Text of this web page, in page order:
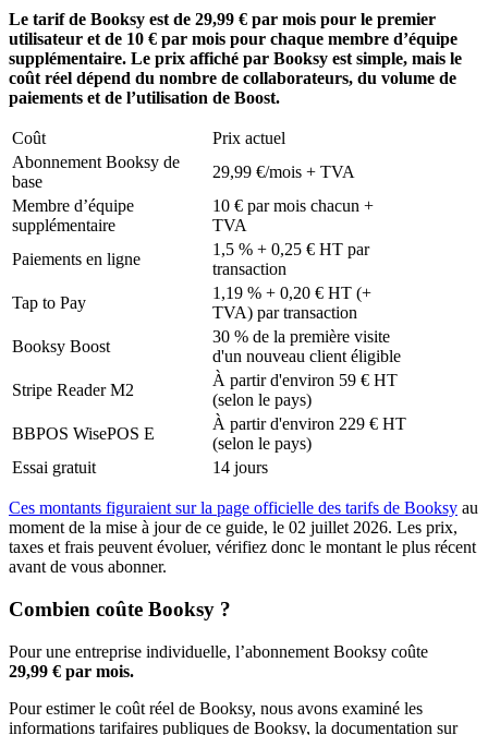
Le tarif de Booksy est de 29,99 € par mois pour le premier
utilisateur et de 10 € par mois pour chaque membre d’équipe
supplémentaire. Le prix affiché par Booksy est simple, mais le
coût réel dépend du nombre de collaborateurs, du volume de
paiements et de l’utilisation de Boost.
Coût
Prix actuel
Abonnement Booksy de
base
29,99 €/mois + TVA
Membre d’équipe
supplémentaire
10 € par mois chacun +
TVA
Paiements en ligne
1,5 % + 0,25 € HT par
transaction
Tap to Pay
1,19 % + 0,20 € HT (+
TVA) par transaction
Booksy Boost
30 % de la première visite
d'un nouveau client éligible
Stripe Reader M2
À partir d'environ 59 € HT
(selon le pays)
BBPOS WisePOS E
À partir d'environ 229 € HT
(selon le pays)
Essai gratuit
14 jours
Ces montants figuraient sur la page officielle des tarifs de Booksy au
moment de la mise à jour de ce guide, le 02 juillet 2026. Les prix,
taxes et frais peuvent évoluer, vérifiez donc le montant le plus récent
avant de vous abonner.
Combien coûte Booksy ?
Pour une entreprise individuelle, l’abonnement Booksy coûte
29,99 € par mois.
Pour estimer le coût réel de Booksy, nous avons examiné les
informations tarifaires publiques de Booksy, la documentation sur